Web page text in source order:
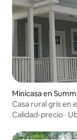
Minicasa en
Casa rural gris en
Calidad-precio ·